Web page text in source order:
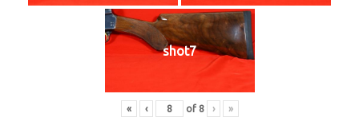
shot7
« ‹ of 8 › »